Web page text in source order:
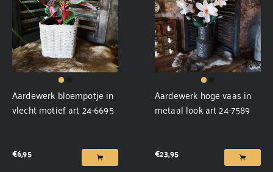
Aardewerk bloempotje in
vlecht motief art 24-6695
€6,95
Aardewerk hoge vaas in
metaal look art 24-7589
€23,95